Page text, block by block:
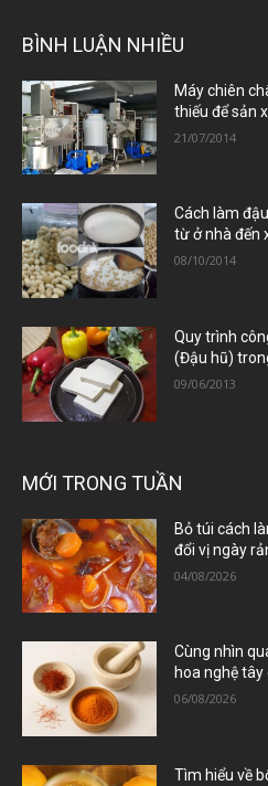
BÌNH LUẬN NHIỀU
Máy chiên
thiếu để sản
21/07/2014
Cách làm
từ ở nhà đến
08/10/2014
Quy trình
(Đậu hũ)
09/06/2013
MỚI TRONG TUẦN
Bỏ túi cách
đổi vị ngày
04/08/2026
Cùng nhìn
hoa nghệ
06/08/2026
Tìm hiểu về